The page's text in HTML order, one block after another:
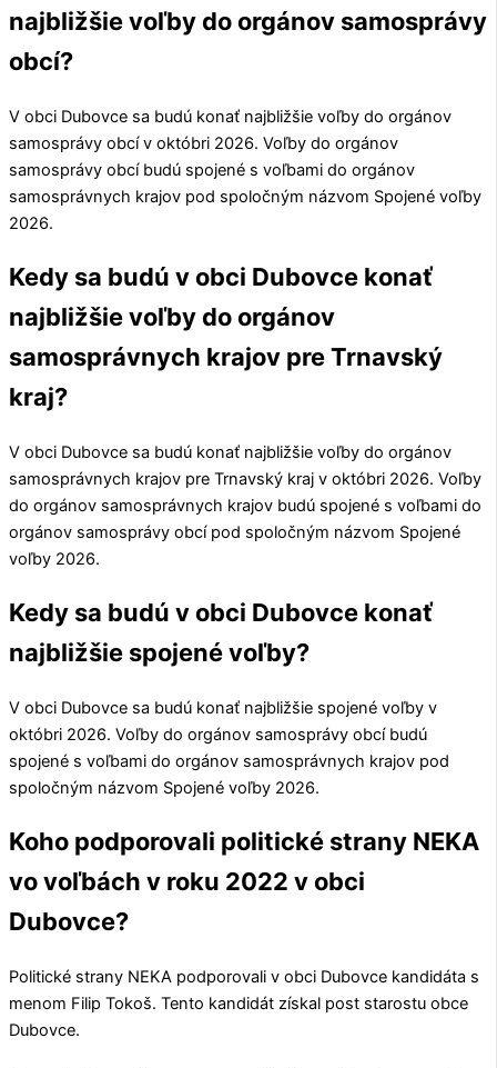
najbližšie voľby do orgánov samosprávy
obcí?
V obci Dubovce sa budú konať najbližšie voľby do orgánov
samosprávy obcí v októbri 2026. Voľby do orgánov
samosprávy obcí budú spojené s voľbami do orgánov
samosprávnych krajov pod spoločným názvom Spojené voľby
2026.
Kedy sa budú v obci Dubovce konať
najbližšie voľby do orgánov
samosprávnych krajov pre Trnavský
kraj?
V obci Dubovce sa budú konať najbližšie voľby do orgánov
samosprávnych krajov pre Trnavský kraj v októbri 2026. Voľby
do orgánov samosprávnych krajov budú spojené s voľbami do
orgánov samosprávy obcí pod spoločným názvom Spojené
voľby 2026.
Kedy sa budú v obci Dubovce konať
najbližšie spojené voľby?
V obci Dubovce sa budú konať najbližšie spojené voľby v
októbri 2026. Voľby do orgánov samosprávy obcí budú
spojené s voľbami do orgánov samosprávnych krajov pod
spoločným názvom Spojené voľby 2026.
Koho podporovali politické strany NEKA
vo voľbách v roku 2022 v obci
Dubovce?
Politické strany NEKA podporovali v obci Dubovce kandidáta s
menom Filip Tokoš. Tento kandidát získal post starostu obce
Dubovce.